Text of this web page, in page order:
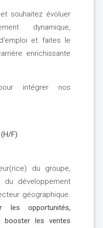
souhaitez évoluer
dynamique,
et faites le
enrichissante
intégrer nos
F)
du groupe,
développement
géographique.
les opportunités,
les ventes